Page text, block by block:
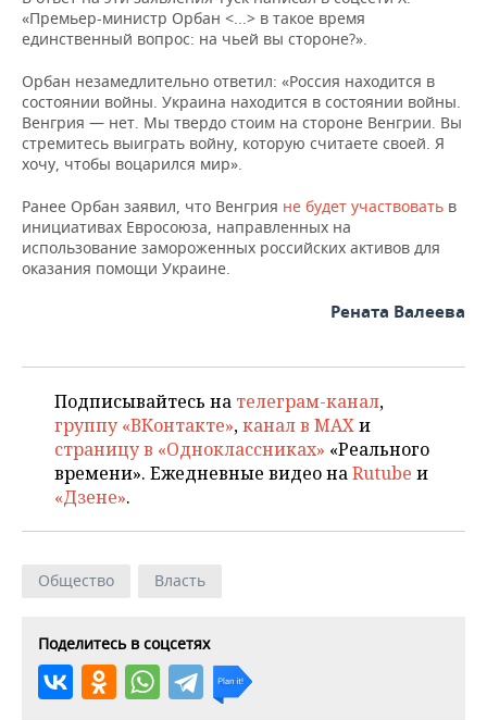
«Премьер-министр Орбан <...> в такое время
единственный вопрос: на чьей вы стороне?».
Орбан незамедлительно ответил: «Россия находится в
состоянии войны. Украина находится в состоянии войны.
Венгрия — нет. Мы твердо стоим на стороне Венгрии. Вы
стремитесь выиграть войну, которую считаете своей. Я
хочу, чтобы воцарился мир».
Ранее Орбан заявил, что Венгрия не будет участвовать в
инициативах Евросоюза, направленных на
использование замороженных российских активов для
оказания помощи Украине.
Рената Валеева
Подписывайтесь на телеграм-канал,
группу «ВКонтакте»,канал в MAXи
страницу в «Одноклассниках» «Реального
времени». Ежедневные видео наRutube и
«Дзене».
Общество Власть
Поделитесь в соцсетях